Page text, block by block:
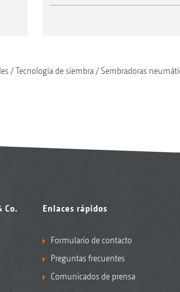
Tecnología de siembra Sembradoras
Co.
Enlaces rápidos
Formulario de contacto
Preguntas frecuentes
Comunicados de prensa